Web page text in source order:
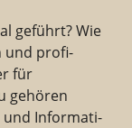
geführt? Wie
und profi­
für
gehören
und Infor­ma­ti­